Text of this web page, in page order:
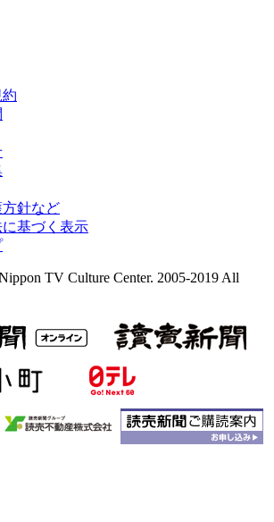
針など
基づく表示
TV Culture Center. 2005-2019 All